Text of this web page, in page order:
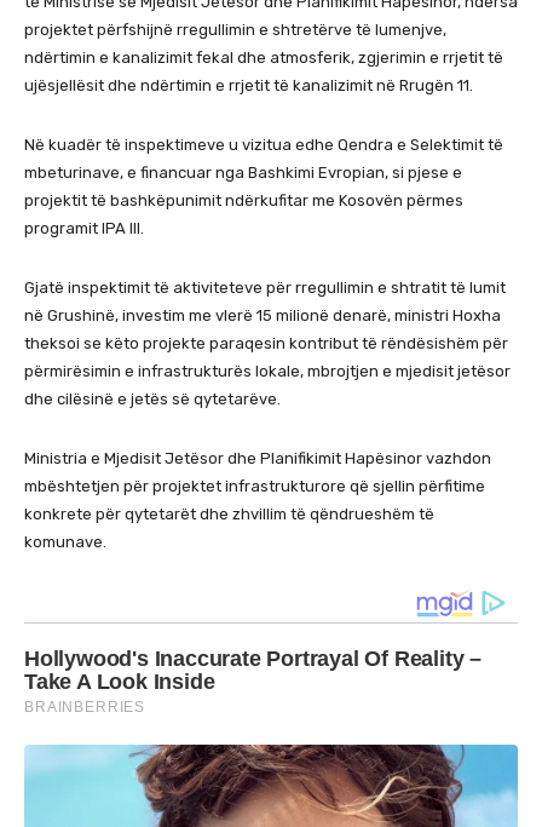
projektet përfshijnë rregullimin e shtretërve të lumenjve,
ndërtimin e kanalizimit fekal dhe atmosferik, zgjerimin e rrjetit të
ujësjellësit dhe ndërtimin e rrjetit të kanalizimit në Rrugën 11.
Në kuadër të inspektimeve u vizitua edhe Qendra e Selektimit të
mbeturinave, e financuar nga Bashkimi Evropian, si pjese e
projektit të bashkëpunimit ndërkufitar me Kosovën përmes
programit IPA III.
Gjatë inspektimit të aktiviteteve për rregullimin e shtratit të lumit
në Grushinë, investim me vlerë 15 milionë denarë, ministri Hoxha
theksoi se këto projekte paraqesin kontribut të rëndësishëm për
përmirësimin e infrastrukturës lokale, mbrojtjen e mjedisit jetësor
dhe cilësinë e jetës së qytetarëve.
Ministria e Mjedisit Jetësor dhe Planifikimit Hapësinor vazhdon
mbështetjen për projektet infrastrukturore që sjellin përfitime
konkrete për qytetarët dhe zhvillim të qëndrueshëm të
komunave.